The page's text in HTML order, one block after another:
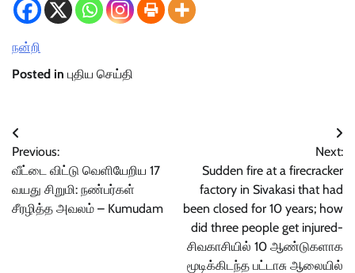
நன்றி
Posted in புதிய செய்தி
Post
navigation
Previous:
வீட்டை விட்டு வெளியேறிய 17
வயது சிறுமி: நண்பர்கள்
சீரழித்த அவலம் – Kumudam
Next:
Sudden fire at a firecracker
factory in Sivakasi that had
been closed for 10 years; how
did three people get injured-
சிவகாசியில் 10 ஆண்டுகளாக
மூடிக்கிடந்த பட்டாசு ஆலையில்